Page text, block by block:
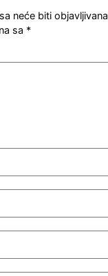
neće biti
sa *